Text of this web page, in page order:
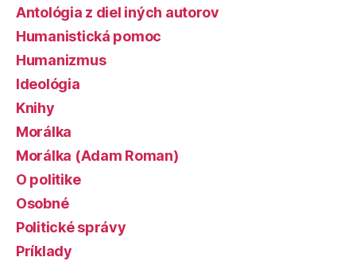
Antológia z diel iných autorov
Humanistická pomoc
Humanizmus
Ideológia
Knihy
Morálka
Morálka (Adam Roman)
O politike
Osobné
Politické správy
Príklady